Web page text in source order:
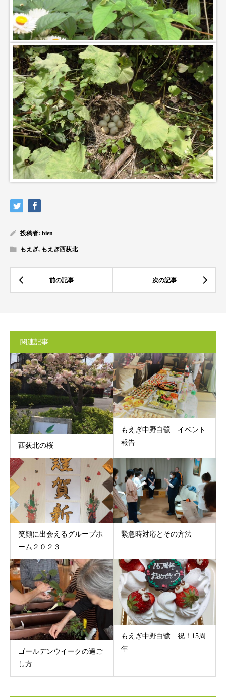
投稿者: bien
もえぎ, もえぎ西荻北
関連記事
西荻北の桜
もえぎ中野白鷺 イベント
報告
笑顔に出会えるグループホ
ーム２０２３
緊急時対応とその方法
ゴールデンウイークの過ご
し方
もえぎ中野白鷺 祝！15周
年